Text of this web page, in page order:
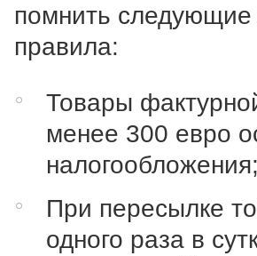
помнить
правила:
Товары
менее 300 евро
налогообложения;
При пересылке
одного раза в